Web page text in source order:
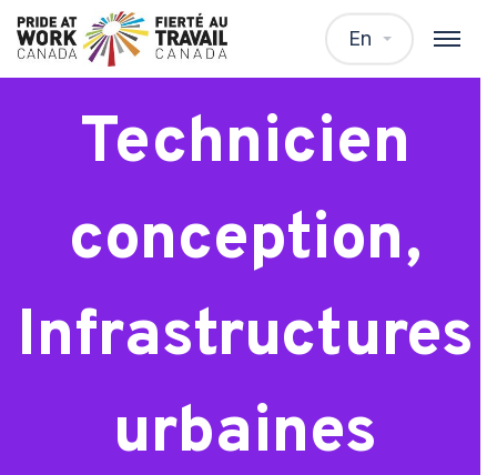
En
Technicienne /
Technicien
conception,
Infrastructures
urbaines